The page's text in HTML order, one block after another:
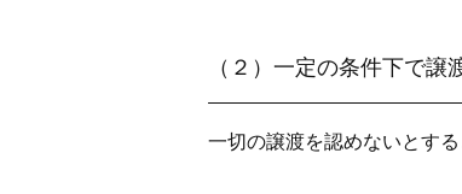
（２）一定の条件下で譲
一切の譲渡を認めないとす